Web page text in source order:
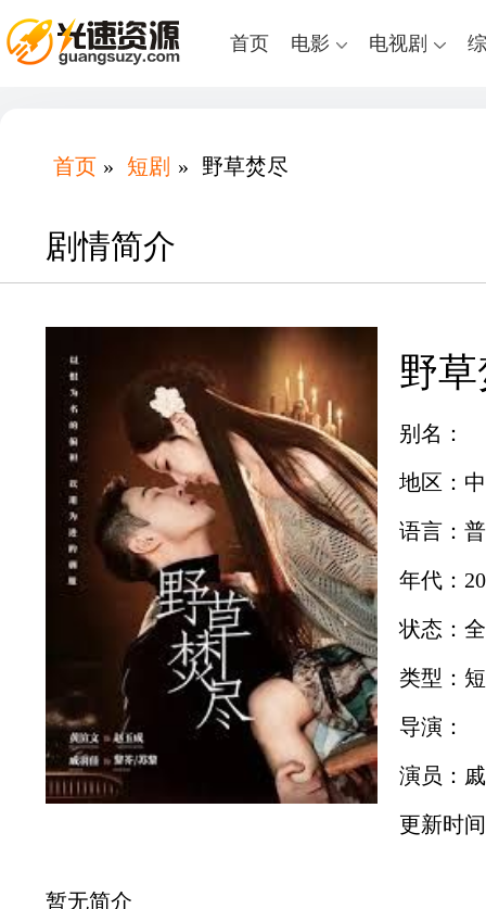
首页 电影 电视剧
首页 » 短剧 » 野草焚尽
剧情简介
野
别名：
地区：
语言：
年代：
状态：
类型：
导演：
演员：
更新时
暂无简介